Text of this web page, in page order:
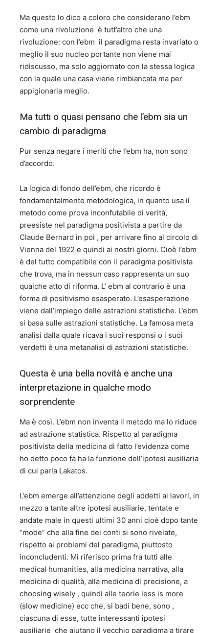
Ma questo lo dico a coloro che considerano l’ebm
come una rivoluzione è tutt’altro che una
rivoluzione: con l’ebm il paradigma resta invariato o
meglio il suo nucleo portante non viene mai
ridiscusso, ma solo aggiornato con la stessa logica
con la quale una casa viene rimbiancata ma per
appigionarla meglio.
Ma tutti o quasi pensano che l’ebm sia un
cambio di paradigma
Pur senza negare i meriti che l’ebm ha, non sono
d’accordo.
La logica di fondo dell’ebm, che ricordo è
fondamentalmente metodologica, in quanto usa il
metodo come prova inconfutabile di verità,
preesiste nel paradigma positivista a partire da
Claude Bernard in poi , per arrivare fino al circolo di
Vienna del 1922 e quindi ai nostri giorni. Cioè l’ebm
è del tutto compatibile con il paradigma positivista
che trova, ma in nessun caso rappresenta un suo
qualche atto di riforma. L’ ebm al contrario è una
forma di positivismo esasperato. L’esasperazione
viene dall’impiego delle astrazioni statistiche. L’ebm
si basa sulle astrazioni statistiche. La famosa meta
analisi dalla quale ricava i suoi responsi o i suoi
verdetti è una metanalisi di astrazioni statistiche.
Questa è una bella novità e anche una
interpretazione in qualche modo
sorprendente
Ma è così. L’ebm non inventa il metodo ma lo riduce
ad astrazione statistica. Rispetto al paradigma
positivista della medicina di fatto l’evidenza come
ho detto poco fa ha la funzione dell’ipotesi ausiliaria
di cui parla Lakatos.
L’ebm emerge all’attenzione degli addetti ai lavori, in
mezzo a tante altre ipotesi ausiliarie, tentate e
andate male in questi ultimi 30 anni cioè dopo tante
“mode” che alla fine dei conti si sono rivelate,
rispetto ai problemi del paradigma, piuttosto
inconcludenti. Mi riferisco prima fra tutti alle
medical humanities, alla medicina narrativa, alla
medicina di qualità, alla medicina di precisione, a
choosing wisely , quindi alle teorie less is more
(slow medicine) ecc che, si badi bene, sono ,
ciascuna di esse, tutte interessanti ipotesi
ausiliarie che aiutano il vecchio paradigma a tirare